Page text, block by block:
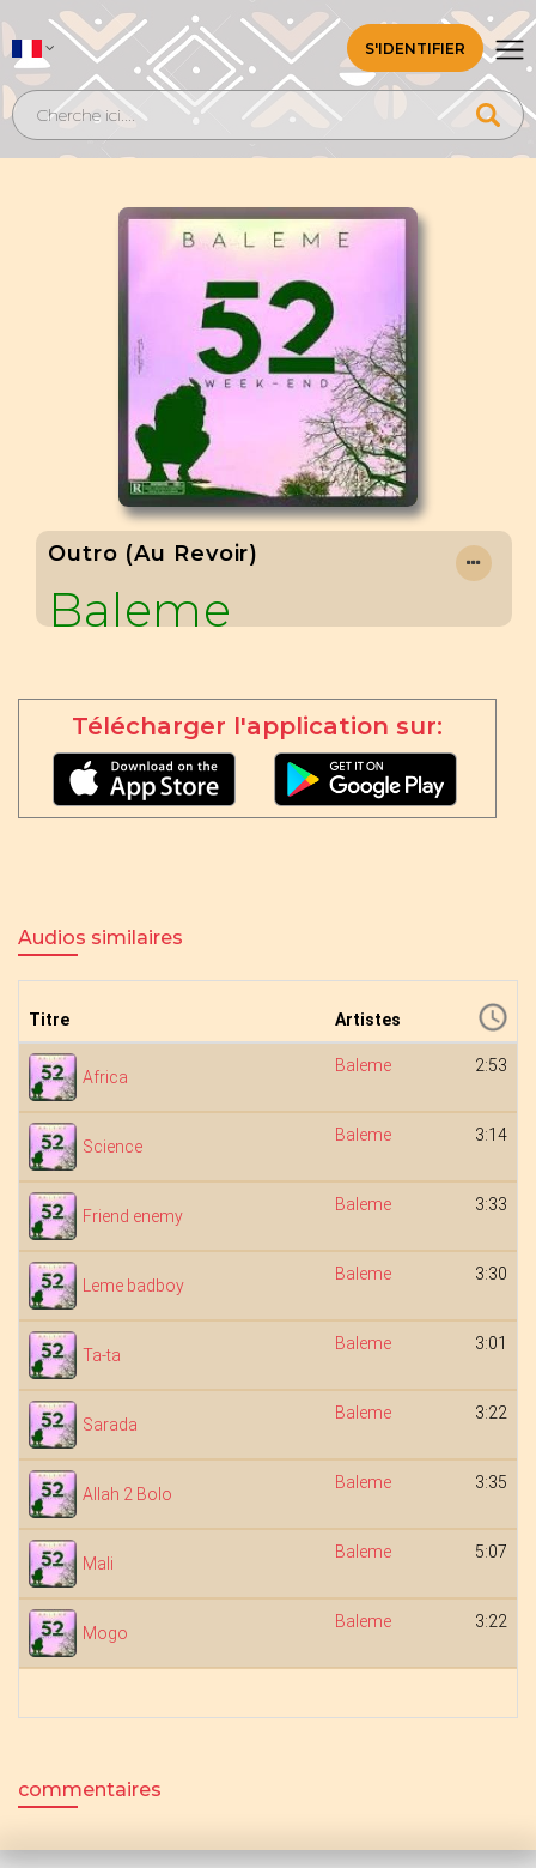
S'IDENTIFIER
Outro (Au Revoir)
Baleme
Télécharger l'application sur:
Audios similaires
Titre Artistes
Africa
Baleme 2:53
Science
Baleme 3:14
Friend enemy
Baleme 3:33
Leme badboy
Baleme 3:30
Ta-ta
Baleme 3:01
Sarada
Baleme 3:22
Allah 2 Bolo
Baleme 3:35
Mali
Baleme 5:07
Mogo
Baleme 3:22
commentaires